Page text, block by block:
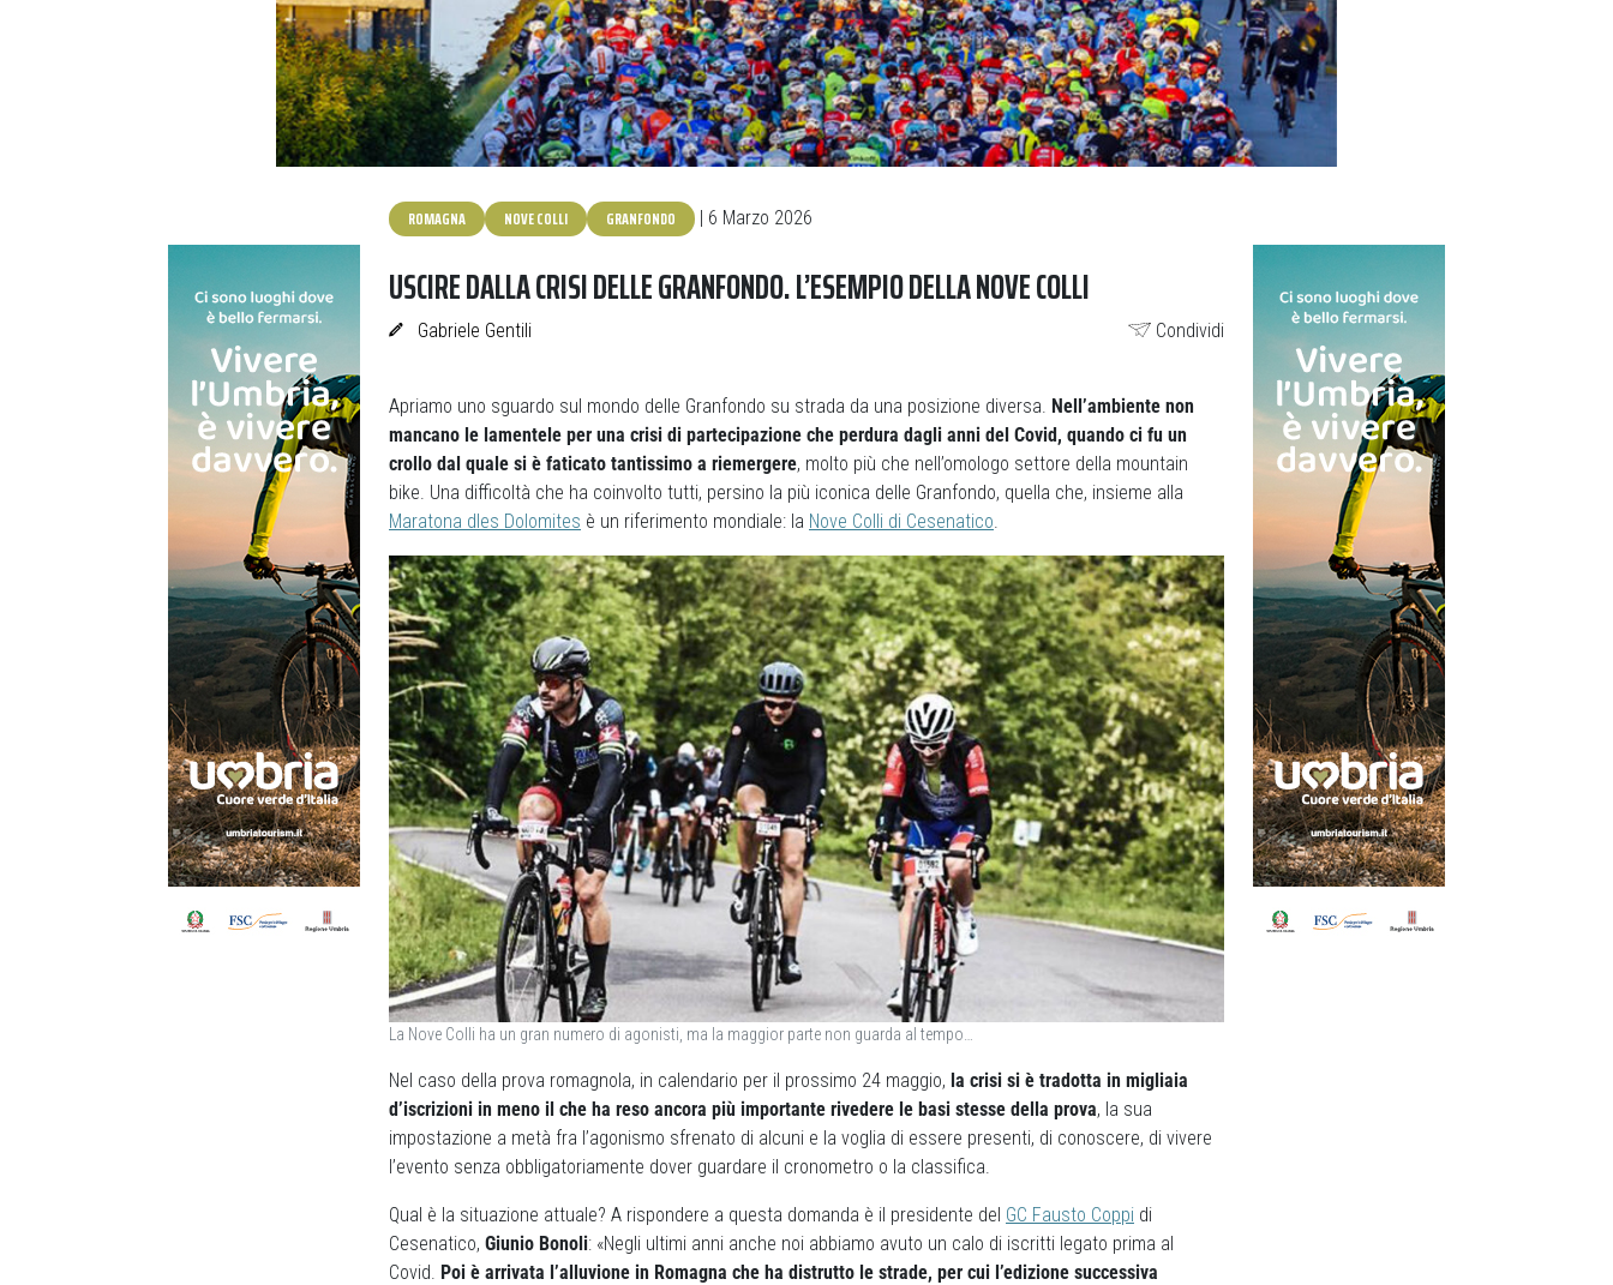
ROMAGNA NOVE COLLI GRANFONDO | 6 Marzo 2026
USCIRE DALLA CRISI DELLE GRANFONDO. L’ESEMPIO DELLA NOVE COLLI
Gabriele Gentili Condividi
Apriamo uno sguardo sul mondo delle Granfondo su strada da una posizione diversa. Nell’ambiente non
mancano le lamentele per una crisi di partecipazione che perdura dagli anni del Covid, quando ci fu un
crollo dal quale si è faticato tantissimo a riemergere, molto più che nell’omologo settore della mountain
bike. Una difficoltà che ha coinvolto tutti, persino la più iconica delle Granfondo, quella che, insieme alla
Maratona dles Dolomites è un riferimento mondiale: la Nove Colli di Cesenatico.
La Nove Colli ha un gran numero di agonisti, ma la maggior parte non guarda al tempo…
Nel caso della prova romagnola, in calendario per il prossimo 24 maggio, la crisi si è tradotta in migliaia
d’iscrizioni in meno il che ha reso ancora più importante rivedere le basi stesse della prova, la sua
impostazione a metà fra l’agonismo sfrenato di alcuni e la voglia di essere presenti, di conoscere, di vivere
l’evento senza obbligatoriamente dover guardare il cronometro o la classifica.
Qual è la situazione attuale? A rispondere a questa domanda è il presidente del GC Fausto Coppi di
Cesenatico, Giunio Bonoli: «Negli ultimi anni anche noi abbiamo avuto un calo di iscritti legato prima al
Covid. Poi è arrivata l’alluvione in Romagna che ha distrutto le strade, per cui l’edizione successiva